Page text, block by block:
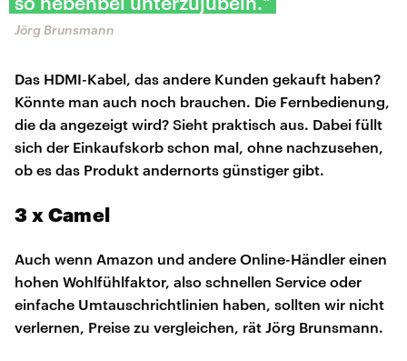
Jörg Brunsmann
Das HDMI-Kabel, das andere Kunden gekauft haben?
Könnte man auch noch brauchen. Die Fernbedienung,
die da angezeigt wird? Sieht praktisch aus. Dabei füllt
sich der Einkaufskorb schon mal, ohne nachzusehen,
ob es das Produkt andernorts günstiger gibt.
3 x Camel
Auch wenn Amazon und andere Online-Händler einen
hohen Wohlfühlfaktor, also schnellen Service oder
einfache Umtauschrichtlinien haben, sollten wir nicht
verlernen, Preise zu vergleichen, rät Jörg Brunsmann.